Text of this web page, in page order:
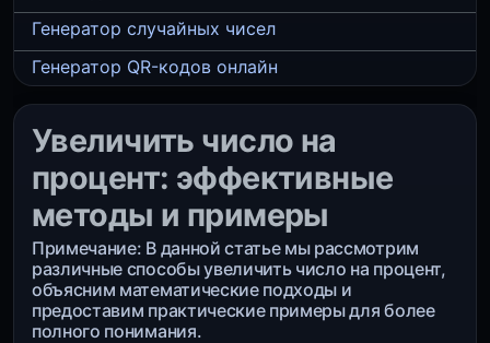
Генератор случайных чисел
Генератор QR-кодов онлайн
Увеличить число на
процент: эффективные
методы и примеры
Примечание: В данной статье мы рассмотрим
различные способы увеличить число на процент,
объясним математические подходы и
предоставим практические примеры для более
полного понимания.